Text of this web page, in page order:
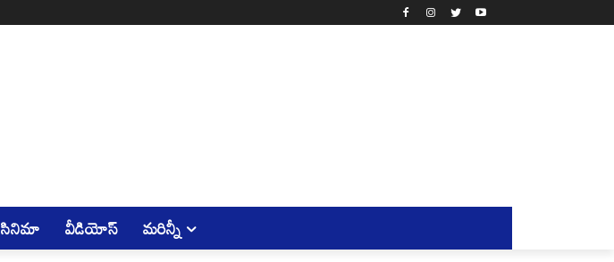
సినిమా వీడియోస్ మరిన్నీ